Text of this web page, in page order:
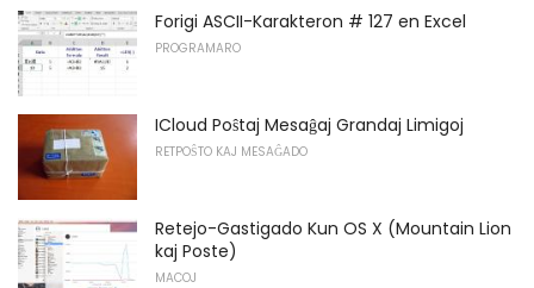
Forigi ASCII-Karakteron # 127 en Excel
PROGRAMARO
ICloud Poŝtaj Mesaĝaj Grandaj Limigoj
RETPOŜTO KAJ MESAĜADO
Retejo-Gastigado Kun OS X (Mountain Lion
kaj Poste)
MACOJ